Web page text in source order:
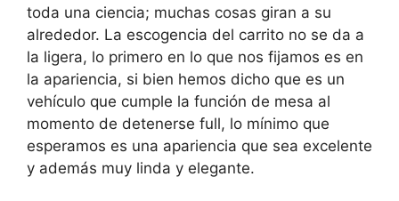
toda una ciencia; muchas cosas giran a su
alrededor. La escogencia del carrito no se da a
la ligera, lo primero en lo que nos fijamos es en
la apariencia, si bien hemos dicho que es un
vehículo que cumple la función de mesa al
momento de detenerse full, lo mínimo que
esperamos es una apariencia que sea excelente
y además muy linda y elegante.